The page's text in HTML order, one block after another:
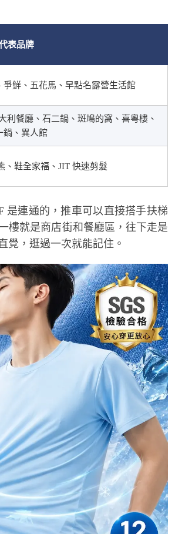
表品牌
鮮、五花馬、早點名露營生活館
利餐廳、石二鍋、斑鳩的窩、喜粵樓、
鍋、異人館
、鞋全家福、JIT 快速剪髮
是連通的，推車可以直接搭手扶梯
樓就是商店街和餐廳區，往下走是
覺，逛過一次就能記住。